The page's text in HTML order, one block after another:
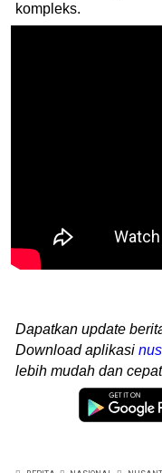
kompleks.
Dapatkan update
Download aplikasi
lebih mudah dan